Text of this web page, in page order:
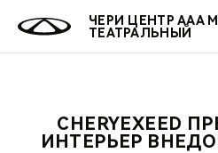
ЧЕРИ ЦЕНТР ААА
ТЕАТРАЛЬНЫЙ
МИР
ОНЛАЙН
О
CHERYEXEED
ИНТЕРЬЕР